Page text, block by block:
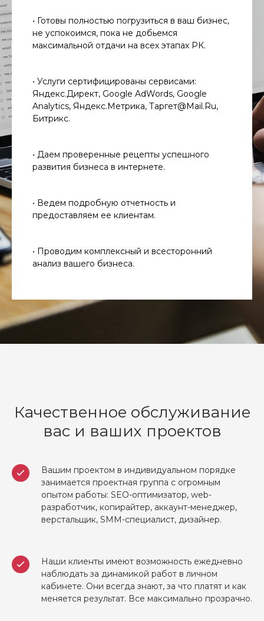
• Готовы полностью погрузиться в ваш бизнес,
не успокоимся, пока не добьемся
максимальной отдачи на всех этапах РК.
• Услуги сертифицированы сервисами:
Яндекс.Директ, Google AdWords, Google
Analytics, Яндекс.Метрика, Таргет@Mail.Ru,
Битрикс.
• Даем проверенные рецепты успешного
развития бизнеса в интернете.
• Ведем подробную отчетность и
предоставляем ее клиентам.
• Проводим комплексный и всесторонний
анализ вашего бизнеса.
Качественное обслуживание
вас и ваших проектов
Вашим проектом в индивидуальном порядке
занимается проектная группа с огромным
опытом работы: SEO-оптимизатор, web-
разработчик, копирайтер, аккаунт-менеджер,
верстальщик, SMM-специалист, дизайнер.
Наши клиенты имеют возможность ежедневно
наблюдать за динамикой работ в личном
кабинете. Они всегда знают, за что платят и как
меняется результат. Все максимально прозрачно.